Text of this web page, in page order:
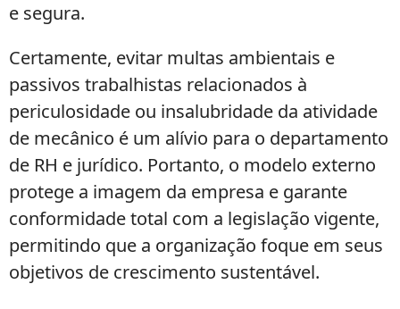
e segura.
Certamente, evitar multas ambientais e
passivos trabalhistas relacionados à
periculosidade ou insalubridade da atividade
de mecânico é um alívio para o departamento
de RH e jurídico. Portanto, o modelo externo
protege a imagem da empresa e garante
conformidade total com a legislação vigente,
permitindo que a organização foque em seus
objetivos de crescimento sustentável.